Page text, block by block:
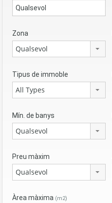
Zona
Qualsevol
Tipus de immoble
All Types
Mín. de banys
Qualsevol
Preu màxim
Qualsevol
Àrea màxima (m2)